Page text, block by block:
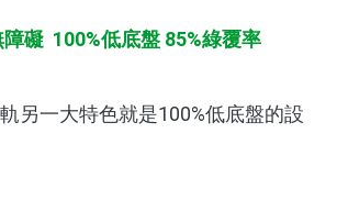
礙 100%低底盤 85%綠覆率
一大特色就是100%低底盤的設